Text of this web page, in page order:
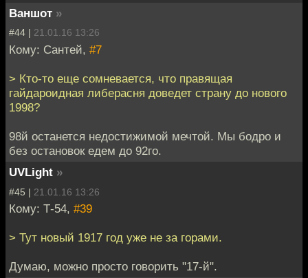
Ваншот »
#44 | 21.01.16 13:26
Кому: Сантей, #7
> Кто-то еще сомневается, что правящая
гайдароидная либерасня доведет страну до нового
1998?
98й останется недостижимой мечтой. Мы бодро и
без остановок едем до 92го.
UVLight »
#45 | 21.01.16 13:26
Кому: Т-54, #39
> Тут новый 1917 год уже не за горами.
Думаю, можно просто говорить "17-й".